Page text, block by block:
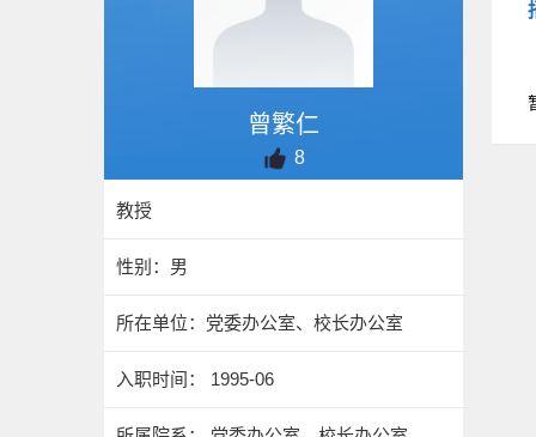
曾繁仁
8
教授
性别：男
所在单位：党委办公室、校长办公室
入职时间： 1995-06